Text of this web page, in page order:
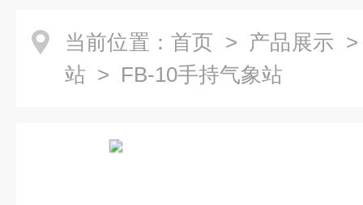
当前位置： 首页 > 产品展示
站 > FB-10手持气象站